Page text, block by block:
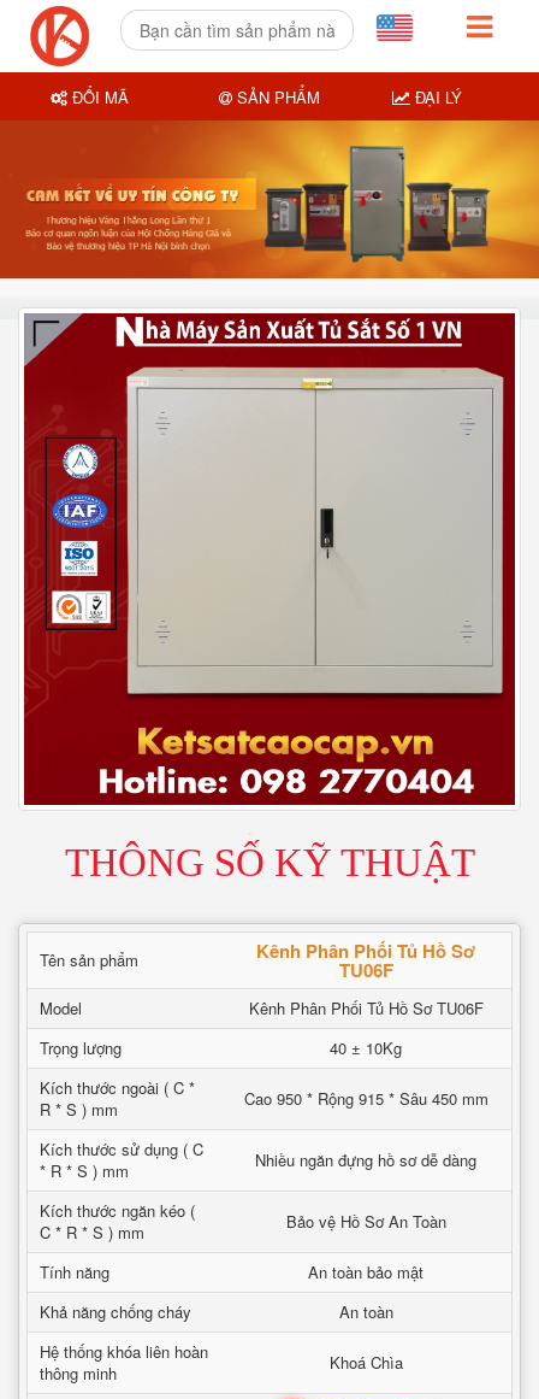
THÔNG SỐ KỸ THUẬT
Tên sản phẩm Kênh Phân Phối Tủ Hồ Sơ
TU06F
Model
Kênh Phân Phối Tủ Hồ Sơ TU06F
Trọng lượng
40 ± 10Kg
Kích thước ngoài ( C *
R * S ) mm
Cao 950 * Rộng 915 * Sâu 450 mm
Kích thước sử dụng ( C
* R * S ) mm
Nhiều ngăn đựng hồ sơ dễ dàng
Kích thước ngăn kéo (
C * R * S ) mm
Bảo vệ Hồ Sơ An Toàn
Tính năng
An toàn bảo mật
Khả năng chống cháy
An toàn
Hệ thống khóa liên hoàn
thông minh
Khoá Chìa
ĐỔI MÃ SẢN PHẨM ĐẠI LÝ